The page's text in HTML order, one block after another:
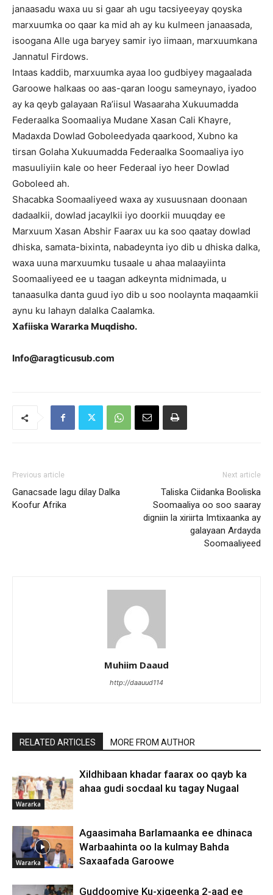
janaasadu waxa uu si gaar ah ugu tacsiyeeyay qoyska
marxuumka oo qaar ka mid ah ay ku kulmeen janaasada,
isoogana Alle uga baryey samir iyo iimaan, marxuumkana
Jannatul Firdows.
Intaas kaddib, marxuumka ayaa loo gudbiyey magaalada
Garoowe halkaas oo aas-qaran loogu sameynayo, iyadoo
ay ka qeyb galayaan Ra’iisul Wasaaraha Xukuumadda
Federaalka Soomaaliya Mudane Xasan Cali Khayre,
Madaxda Dowlad Goboleedyada qaarkood, Xubno ka
tirsan Golaha Xukuumadda Federaalka Soomaaliya iyo
masuuliyiin kale oo heer Federaal iyo heer Dowlad
Goboleed ah.
Shacabka Soomaaliyeed waxa ay xusuusnaan doonaan
dadaalkii, dowlad jacaylkii iyo doorkii muuqday ee
Marxuum Xasan Abshir Faarax uu ka soo qaatay dowlad
dhiska, samata-bixinta, nabadeynta iyo dib u dhiska dalka,
waxa uuna marxuumku tusaale u ahaa malaayiinta
Soomaaliyeed ee u taagan adkeynta midnimada, u
tanaasulka danta guud iyo dib u soo noolaynta maqaamkii
aynu ku lahayn dalalka Caalamka.
Xafiiska Wararka Muqdisho.
Info@aragticusub.com
Previous article
Ganacsade lagu dilay Dalka
Koofur Afrika
Next article
Taliska Ciidanka Booliska
Soomaaliya oo soo saaray
digniin la xiriirta Imtixaanka ay
galayaan Ardayda
Soomaaliyeed
Muhiim Daaud
http://daauud114
RELATED ARTICLES MORE FROM AUTHOR
Wararka
Xildhibaan khadar faarax oo qayb ka
ahaa gudi socdaal ku tagay Nugaal
Wararka
Agaasimaha Barlamaanka ee dhinaca
Warbaahinta oo la kulmay Bahda
Saxaafada Garoowe
Guddoomiye Ku-xigeenka 2-aad ee